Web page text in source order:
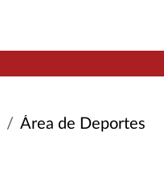
Área de Deportes